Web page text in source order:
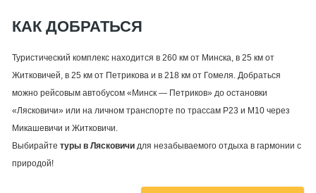
КАК ДОБРАТЬСЯ
Туристический комплекс находится в 260 км от Минска, в 25 км от
Житковичей, в 25 км от Петрикова и в 218 км от Гомеля. Добраться
можно рейсовым автобусом «Минск — Петриков» до остановки
«Лясковичи» или на личном транспорте по трассам Р23 и М10 через
Микашевичи и Житковичи.
Выбирайте туры в Лясковичидля незабываемого отдыха в гармонии с
природой!